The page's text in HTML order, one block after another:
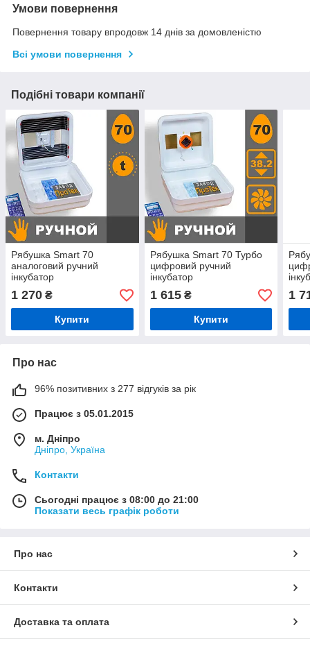
Умови повернення
Повернення товару впродовж 14 днів за домовленістю
Всі умови повернення
Подібні товари компанії
Рябушка Smart 70
аналоговий ручний
інкубатор
1 270 ₴
Купити
Рябушка Smart 70 Турбо
цифровий ручний
інкубатор
1 615₴
Купити
1
Про нас
96% позитивних з 277 відгуків за рік
Працює з 05.01.2015
м. Дніпро
Дніпро, Україна
Контакти
Сьогодні працює з 08:00 до 21:00
Показати весь графік роботи
Про нас
Контакти
Доставка та оплата